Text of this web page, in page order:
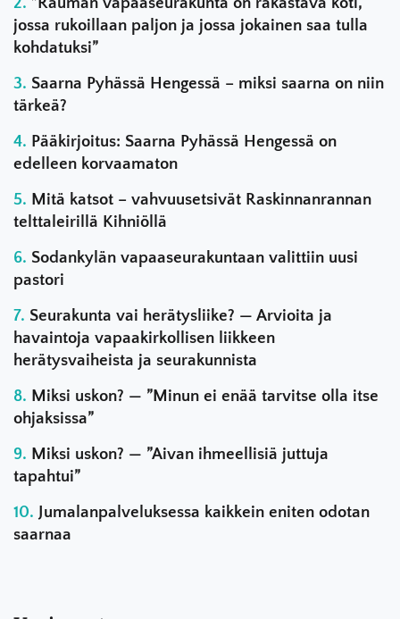
jossa rukoillaan paljon ja jossa jokainen saa tulla
kohdatuksi”
Saarna Pyhässä Hengessä – miksi saarna on niin
tärkeä?
Pääkirjoitus: Saarna Pyhässä Hengessä on
edelleen korvaamaton
Mitä katsot – vahvuusetsivät Raskinnanrannan
telttaleirillä Kihniöllä
Sodankylän vapaaseurakuntaan valittiin uusi
pastori
Seurakunta vai herätysliike? — Arvioita ja
havaintoja vapaakirkollisen liikkeen
herätysvaiheista ja seurakunnista
Miksi uskon? — ”Minun ei enää tarvitse olla itse
ohjaksissa”
Miksi uskon? — ”Aivan ihmeellisiä juttuja
tapahtui”
Jumalanpalveluksessa kaikkein eniten odotan
saarnaa